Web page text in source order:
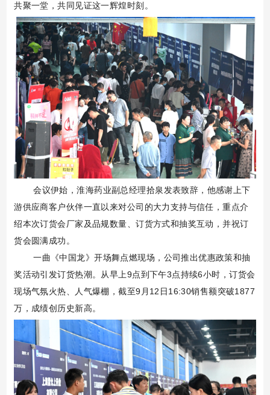
共聚一堂，共同见证这一辉煌时刻。
会议伊始，淮海药业副总经理拾泉发表致辞，他感谢上下
游供应商客户伙伴一直以来对公司的大力支持与信任，重点介
绍本次订货会厂家及品规数量、订货方式和抽奖互动，并祝订
货会圆满成功。
一曲《中国龙》开场舞点燃现场，公司推出优惠政策和抽
奖活动引发订货热潮。从早上9点到下午3点持续6小时，订货会
现场气氛火热、人气爆棚，截至9 月 12 日16:30销售额突破1877
万，成绩创历史新高。